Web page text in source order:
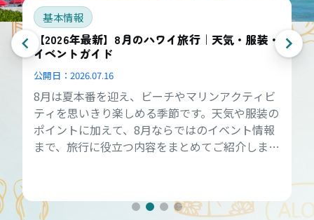
基本情報
【2026年最新】8月のハワイ旅行｜天気・服装・
イベントガイド
公開日： 2026.07.16
8月は夏本番を迎え、ビーチやマリンアクティビ
ティを思いきり楽しめる季節です。天気や服装の
ポイントに加えて、8月ならではのイベント情報
まで、旅行に役立つ内容をまとめてご紹介しま